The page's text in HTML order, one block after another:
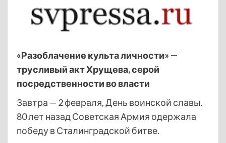
«Разоблачение культа личности» —
трусливый акт Хрущева, серой
посредственности во власти
Завтра — 2 февраля, День воинской славы.
80 лет назад Советская Армия одержала
победу в Сталинградской битве.